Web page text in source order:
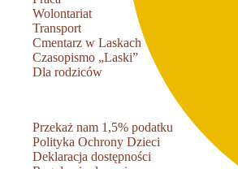
Wolontariat
Transport
Cmentarz w Laskach
Czasopismo „Laski”
Dla rodziców
Przekaż nam 1,5% podatku
Polityka Ochrony Dzieci
Deklaracja dostępności